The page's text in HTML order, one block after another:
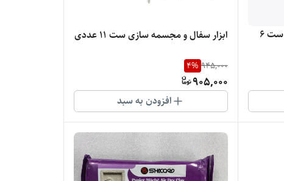
ابزار سفال فنری مجسمه سازی ست 6
ابزار سفال و مجسمه سازی ست 11 عددی
945,000
4%
905,000
افزودن به سبد